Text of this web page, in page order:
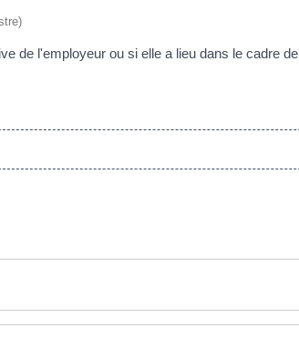
de l'employeur ou si elle a lieu dans le cadre